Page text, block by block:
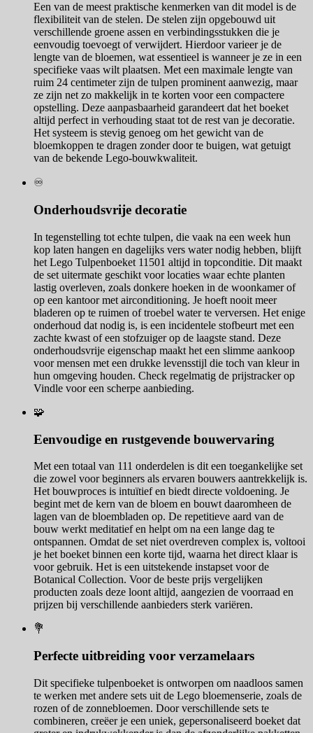
Een van de meest praktische kenmerken van dit model is de
flexibiliteit van de stelen. De stelen zijn opgebouwd uit
verschillende groene assen en verbindingsstukken die je
eenvoudig toevoegt of verwijdert. Hierdoor varieer je de
lengte van de bloemen, wat essentieel is wanneer je ze in een
specifieke vaas wilt plaatsen. Met een maximale lengte van
ruim 24 centimeter zijn de tulpen prominent aanwezig, maar
ze zijn net zo makkelijk in te korten voor een compactere
opstelling. Deze aanpasbaarheid garandeert dat het boeket
altijd perfect in verhouding staat tot de rest van je decoratie.
Het systeem is stevig genoeg om het gewicht van de
bloemkoppen te dragen zonder door te buigen, wat getuigt
van de bekende Lego-bouwkwaliteit.
♾️
Onderhoudsvrije decoratie
In tegenstelling tot echte tulpen, die vaak na een week hun
kop laten hangen en dagelijks vers water nodig hebben, blijft
het Lego Tulpenboeket 11501 altijd in topconditie. Dit maakt
de set uitermate geschikt voor locaties waar echte planten
lastig overleven, zoals donkere hoeken in de woonkamer of
op een kantoor met airconditioning. Je hoeft nooit meer
bladeren op te ruimen of troebel water te verversen. Het enige
onderhoud dat nodig is, is een incidentele stofbeurt met een
zachte kwast of een stofzuiger op de laagste stand. Deze
onderhoudsvrije eigenschap maakt het een slimme aankoop
voor mensen met een drukke levensstijl die toch van kleur in
hun omgeving houden. Check regelmatig de prijstracker op
Vindle voor een scherpe aanbieding.
🧩
Eenvoudige en rustgevende bouwervaring
Met een totaal van 111 onderdelen is dit een toegankelijke set
die zowel voor beginners als ervaren bouwers aantrekkelijk is.
Het bouwproces is intuïtief en biedt directe voldoening. Je
begint met de kern van de bloem en bouwt daaromheen de
lagen van de bloembladen op. De repetitieve aard van de
bouw werkt meditatief en helpt om na een lange dag te
ontspannen. Omdat de set niet overdreven complex is, voltooi
je het boeket binnen een korte tijd, waarna het direct klaar is
voor gebruik. Het is een uitstekende instapset voor de
Botanical Collection. Voor de beste prijs vergelijken
producten zoals deze loont altijd, aangezien de voorraad en
prijzen bij verschillende aanbieders sterk variëren.
💐
Perfecte uitbreiding voor verzamelaars
Dit specifieke tulpenboeket is ontworpen om naadloos samen
te werken met andere sets uit de Lego bloemenserie, zoals de
rozen of de zonnebloemen. Door verschillende sets te
combineren, creëer je een uniek, gepersonaliseerd boeket dat